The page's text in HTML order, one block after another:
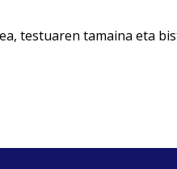
testuaren tamaina eta